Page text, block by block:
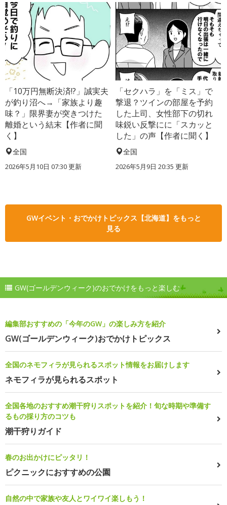
「10万円無断決済!?」誠実夫
が釣り沼へ→「家族より趣
味？」限界妻が突きつけた
離婚という結末【作者に聞
く】
全国
2026年5月10日 07:30 更新
「セクハラ」を「ミス」で
撃退？ツインの部屋を予約
した上司、女性部下の切れ
味鋭い反撃にに「スカッと
した」の声【作者に聞く】
全国
2026年5月9日 20:35 更新
GWイベント・おでかけトピックス【北海道】をもっと
見る
GW(ゴールデンウィーク)のおでかけをもっと楽しむ
編集部おすすめの「今年のGW」の楽しみ方を紹介
GW(ゴールデンウィーク)おでかけトピックス
全国のネモフィラが見られるスポット情報をお届けします
ネモフィラが見られるスポット
全国各地のおすすめ潮干狩りスポットを紹介！旬な時期や準備す
るもの採り方のコツも
潮干狩りガイド
春のお出かけにピッタリ！
ピクニックにおすすめの公園
自然の中で家族や友人とワイワイ楽しもう！